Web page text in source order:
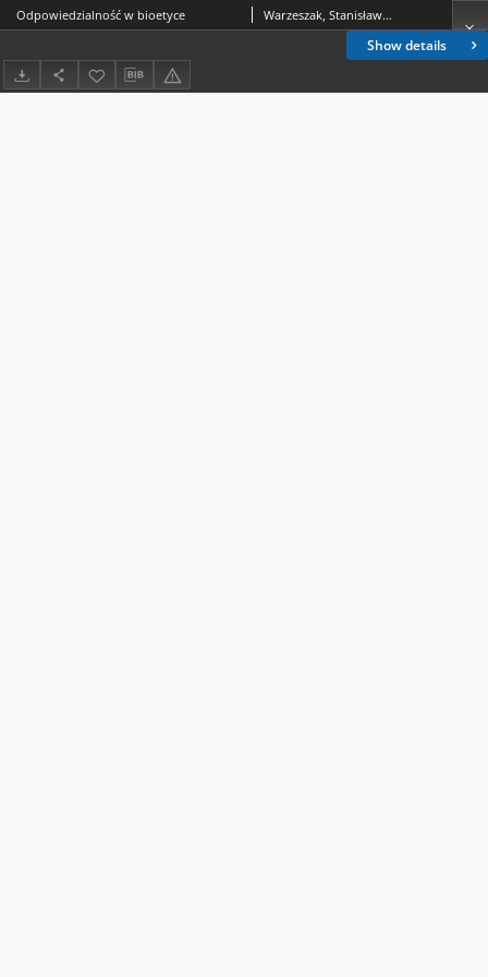
Show details
Odpowiedzialność w bioetyce Warzeszak, Stanisław (1958- )